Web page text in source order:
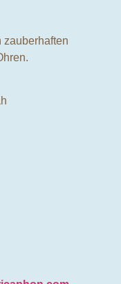
zauberhaften